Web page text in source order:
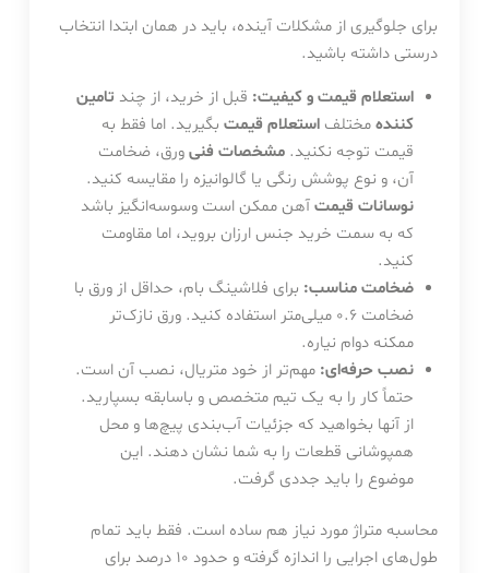
برای جلوگیری از مشکلات آینده، باید در همان ابتدا انتخاب
درستی داشته باشید.
استعلام قیمت و کیفیت: قبل از خرید، از چند تامین
کنندهمختلفاستعلام قیمت بگیرید. اما فقط به
قیمت توجه نکنید.مشخصات فنیورق، ضخامت
آن، و نوع پوشش رنگی یا گالوانیزه را مقایسه کنید.
نوسانات قیمتآهن ممکن است وسوسه‌انگیز باشد
که به سمت خرید جنس ارزان بروید، اما مقاومت
کنید.
ضخامت مناسب: برای فلاشینگ بام، حداقل از ورق با
ضخامت ۰.۶ میلی‌متر استفاده کنید. ورق نازک‌تر
ممکنه دوام نیاره.
نصب حرفه‌ای: مهم‌تر از خود متریال، نصب آن است.
حتماً کار را به یک تیم متخصص و باسابقه بسپارید.
از آنها بخواهید که جزئیات آب‌بندی پیچ‌ها و محل
همپوشانی قطعات را به شما نشان دهند. این
موضوع را باید جددی گرفت.
محاسبه متراژ مورد نیاز هم ساده است. فقط باید تمام
طول‌های اجرایی را اندازه گرفته و حدود ۱۰ درصد برای